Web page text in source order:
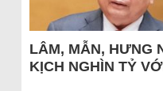
LÂM, MẪN, HƯNG
KỊCH NGHÌN TỶ